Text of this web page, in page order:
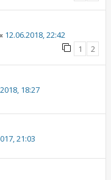
« 12.06.2018, 22:42
1 2
18:27
21:03